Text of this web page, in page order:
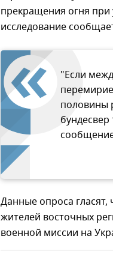
прекращения огня при
исследование
"Если
половины
Данные опроса
жителей восточных
военной миссии на